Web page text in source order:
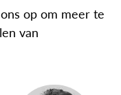
op om meer te
van